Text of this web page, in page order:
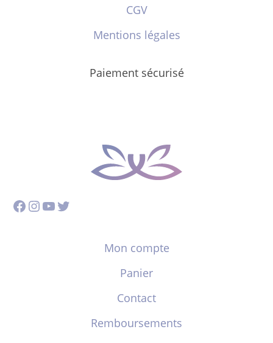
CGV
Mentions légales
Paiement sécurisé
Facebook
Instagram
YouTube
Twitter
Mon compte
Panier
Contact
Remboursements